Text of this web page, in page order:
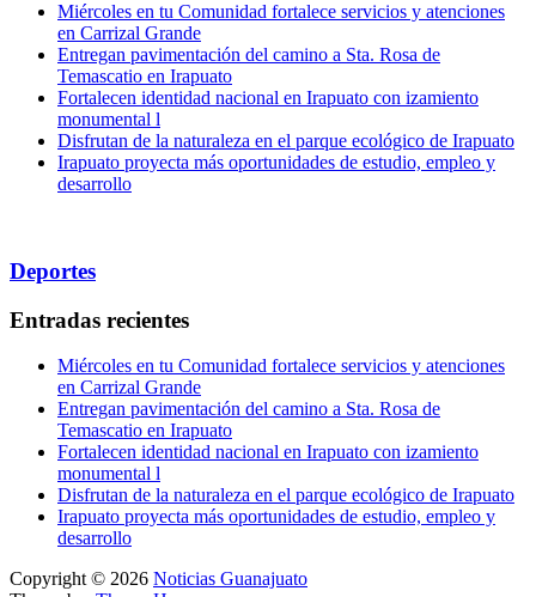
Miércoles en tu Comunidad fortalece servicios y atenciones
en Carrizal Grande
Entregan pavimentación del camino a Sta. Rosa de
Temascatio en Irapuato
Fortalecen identidad nacional en Irapuato con izamiento
monumental l
Disfrutan de la naturaleza en el parque ecológico de Irapuato
Irapuato proyecta más oportunidades de estudio, empleo y
desarrollo
Deportes
Entradas recientes
Miércoles en tu Comunidad fortalece servicios y atenciones
en Carrizal Grande
Entregan pavimentación del camino a Sta. Rosa de
Temascatio en Irapuato
Fortalecen identidad nacional en Irapuato con izamiento
monumental l
Disfrutan de la naturaleza en el parque ecológico de Irapuato
Irapuato proyecta más oportunidades de estudio, empleo y
desarrollo
Copyright © 2026 Noticias Guanajuato